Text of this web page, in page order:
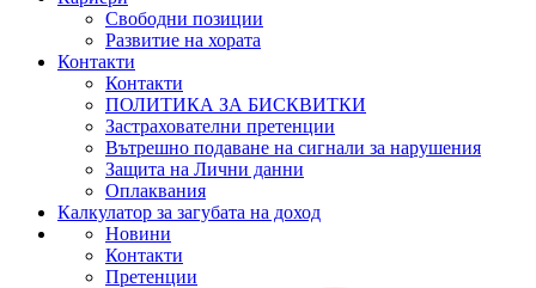
Свободни позиции
Развитие на хората
Контакти
Контакти
ПОЛИТИКА ЗА БИСКВИТКИ
Застрахователни претенции
Вътрешно подаване на сигнали за нарушения
Защита на Лични данни
Оплаквания
Калкулатор за загубата на доход
Новини
Контакти
Претенции